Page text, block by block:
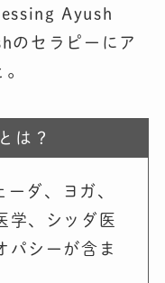
Ayush
セラピーにア
は？
ダ、ヨガ、
学、シッダ医
パシーが含ま